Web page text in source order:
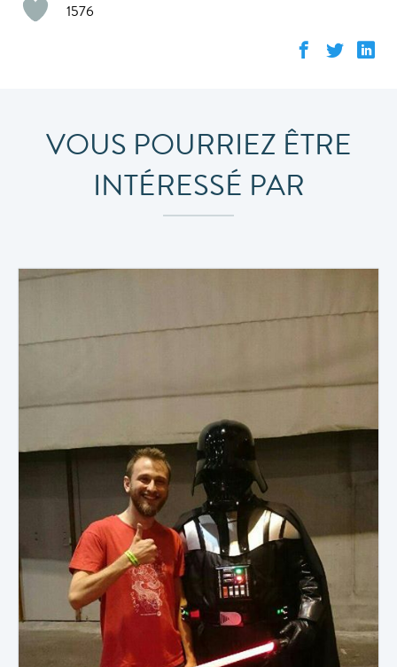
1576
VOUS POURRIEZ ÊTRE
INTÉRESSÉ PAR